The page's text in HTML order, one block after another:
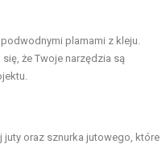
plamami z kleju.
że Twoje narzędzia są
juty oraz sznurka jutowego, które